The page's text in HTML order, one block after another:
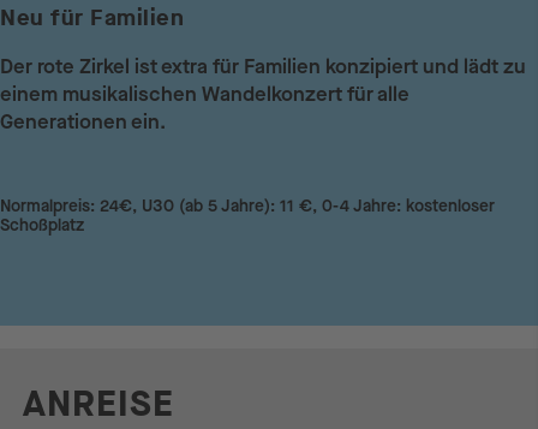
Neu für Familien
Der rote Zirkel ist extra für Familien konzipiert und lädt zu
einem musikalischen Wandelkonzert für alle
Generationen ein.
Normalpreis: 24€, U30 (ab 5 Jahre): 11 €, 0-4 Jahre: kostenloser
Schoßplatz
ANREISE